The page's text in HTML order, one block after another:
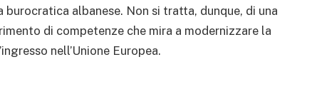
albanese. Non si tratta, dunque, di una
di competenze che mira a modernizzare la
nell’Unione Europea.